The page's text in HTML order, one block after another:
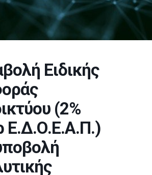
Ειδικής
(2%
Ε.Δ.Ο.Ε.Α.Π.)